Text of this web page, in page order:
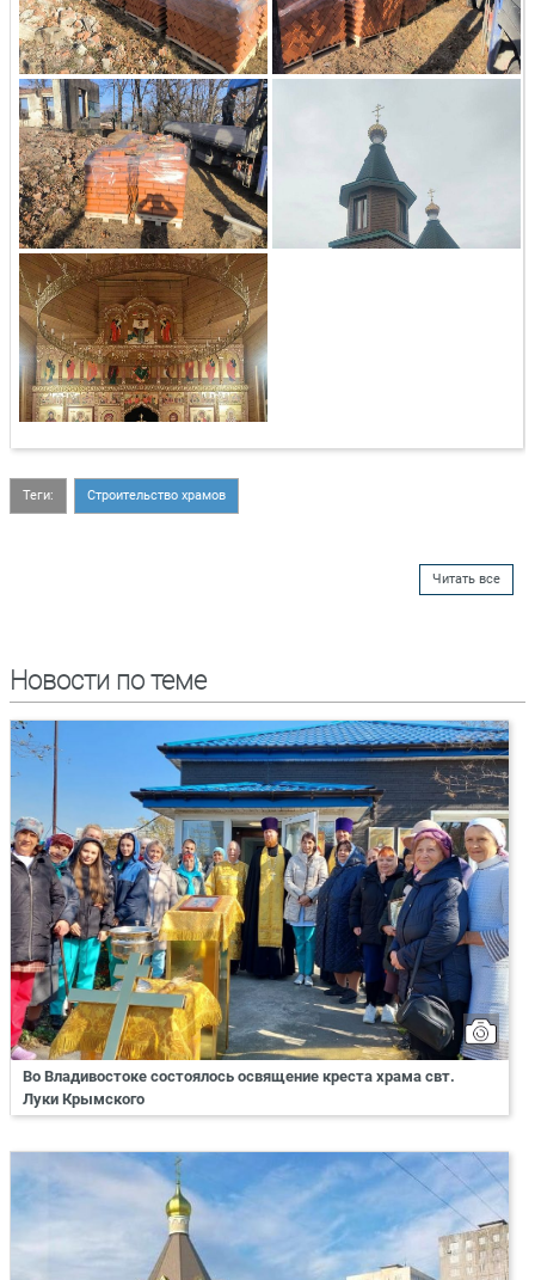
Теги: Строительство храмов
Читать все
Новости по теме
Во Владивостоке состоялось освящение креста храма свт.
Луки Крымского